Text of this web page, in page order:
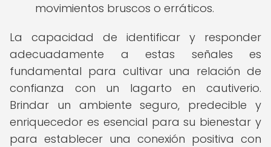
movimientos bruscos o erráticos.
La capacidad de identificar y responder
adecuadamente a estas señales es
fundamental para cultivar una relación de
confianza con un lagarto en cautiverio.
Brindar un ambiente seguro, predecible y
enriquecedor es esencial para su bienestar y
para establecer una conexión positiva con